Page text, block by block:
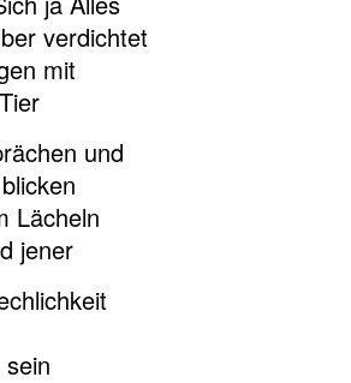
verdichtet
mit
und
Lächeln
jener